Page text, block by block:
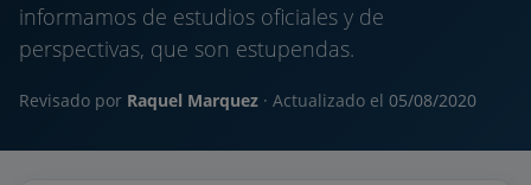
informamos de estudios oficiales y de
perspectivas, que son estupendas.
Revisado por Raquel Marquez · Actualizado el 05/08/2020